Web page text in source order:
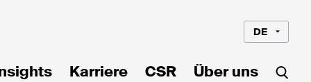
DE
Karriere CSR Über uns